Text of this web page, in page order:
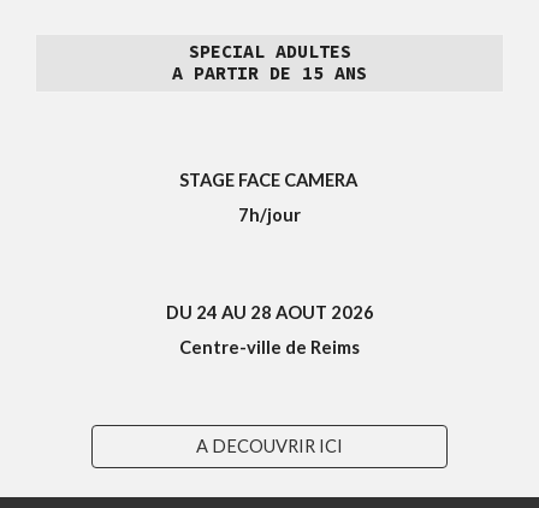
SPECIAL ADULTES
A PARTIR DE 15 ANS
STAGE FACE CAMERA
7h/jour
DU 24 AU 28 AOUT 2026
Centre-ville de Reims
A DECOUVRIR ICI